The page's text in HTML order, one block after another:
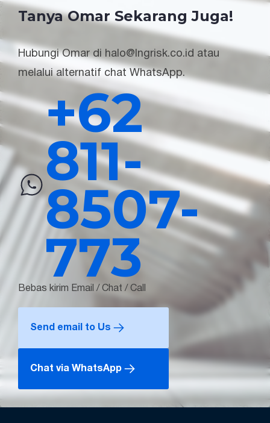
Tanya Omar Sekarang Juga!
Hubungi Omar di halo@lngrisk.co.id atau
melalui alternatif chat WhatsApp.
+62
811-
8507-
773
Bebas kirim Email / Chat / Call
Send email to Us
Chat via WhatsApp